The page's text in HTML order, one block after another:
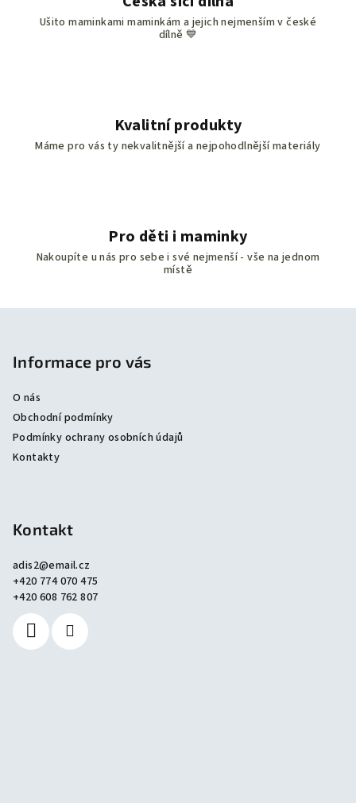
k
y
v
u
Ušito maminkami maminkám a jejich nejmenším v české
dílně 💙
Kvalitní produkty
Máme pro vás ty nekvalitnější a nejpohodlnější materiály
Pro děti i maminky
Nakoupíte u nás pro sebe i své nejmenší - vše na jednom
místě
Informace pro vás
O nás
Obchodní podmínky
Podmínky ochrany osobních údajů
Kontakty
Kontakt
adis2@email.cz
+420 774 070 475
+420 608 762 807